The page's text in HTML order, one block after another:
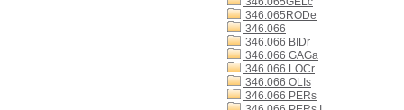
346.065RODe
346.066
346.066 BIDr
346.066 GAGa
346.066 LOCr
346.066 OLIs
346.066 PERs